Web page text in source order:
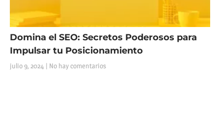
Domina el SEO: Secretos Poderosos para
Impulsar tu Posicionamiento
julio 9, 2024 No hay comentarios